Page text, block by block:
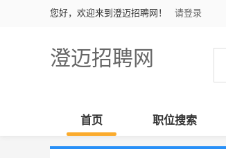
您好，欢迎来到澄迈招聘网！ 请登录
澄迈招聘网
首页 职位搜索